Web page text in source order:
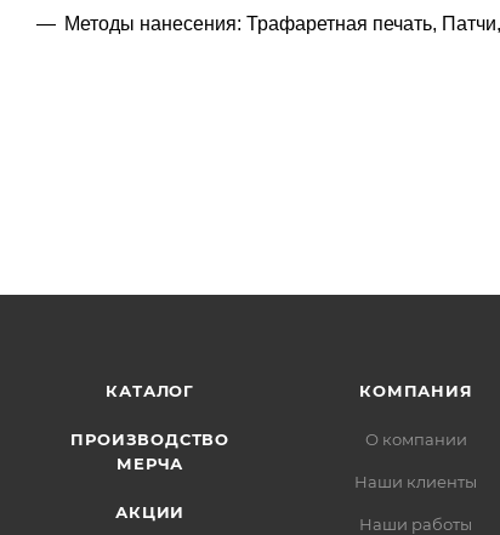
Методы нанесения: Трафаретная печать,
КАТАЛОГ
ПРОИЗВОДСТВО
МЕРЧА
АКЦИИ
КОМПАНИЯ
О компании
Наши клиенты
Наши работы